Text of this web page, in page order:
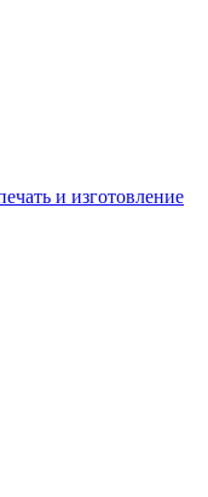
и изготовление